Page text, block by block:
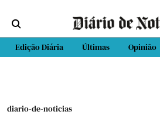
Edição Diária Últimas Opinião
diario-de-noticias